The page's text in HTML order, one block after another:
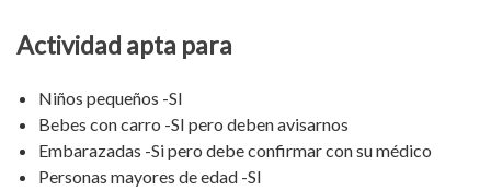
Actividad apta para
Niños pequeños -SI
Bebes con carro -SI pero deben avisarnos
Embarazadas -Si pero debe confirmar con su médico
Personas mayores de edad -SI